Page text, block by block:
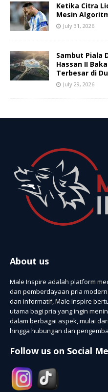
Ketika Citra
Mesin
July 31, 2026
Sambut Piala
Hassan II
Terbesar di
July 29, 2026
About us
Male Inspire adalah platform
dan pemberdayaan pria
dan informatif, Male Inspire
utama bagi pria yang ingin
dalam berbagai aspek, mulai
hingga hubungan dan
Follow us on Social